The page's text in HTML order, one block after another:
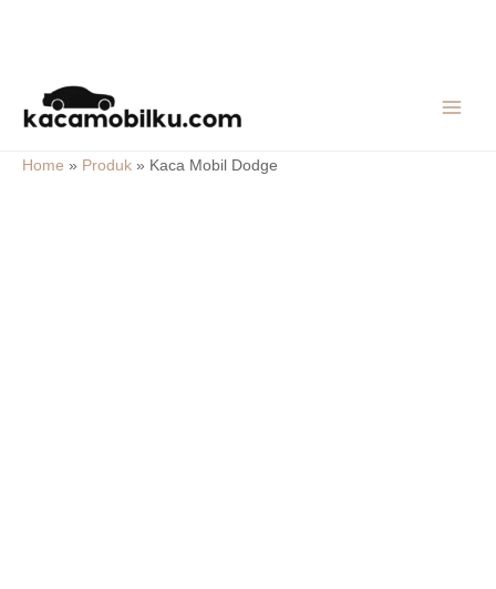
content
Home » Produk » Kaca Mobil Dodge